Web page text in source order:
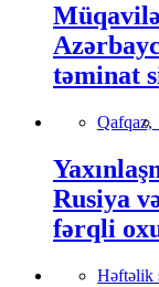
təminat
Qafqaz,
Rusiya
fərqli
Həftəlik